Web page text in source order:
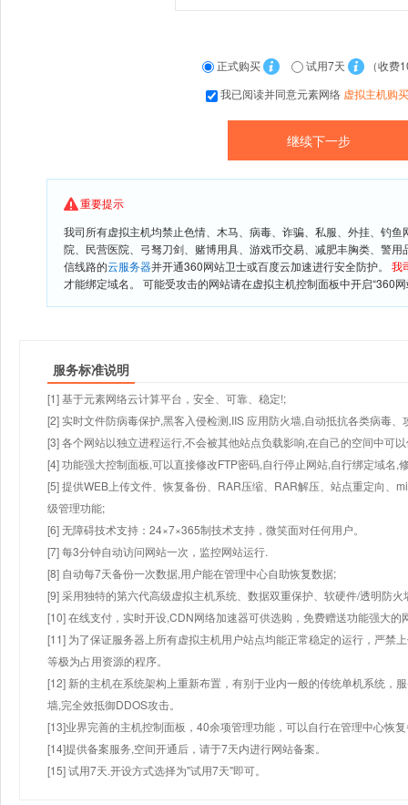
正式购买 试用7天
（收费
我已阅读并同意元素网络 虚拟主机购
重要提示
我司所有虚拟主机均禁止色情、木马、病毒、诈骗、私服、外挂、钓
院、民营医院、弓驽刀剑、赌博用具、游戏币交易、减肥丰胸类、警
信线路的云服务器并开通360网站卫士或百度云加速进行安全防护。 我
才能绑定域名。 可能受攻击的网站请在虚拟主机控制面板中开启“360
服务标准说明
[1] 基于元素网络云计算平台，安全、可靠、稳定!;
[2] 实时文件防病毒保护,黑客入侵检测,IIS 应用防火墙,自动抵抗各类病毒、
[3] 各个网站以独立进程运行,不会被其他站点负载影响,在自己的空间中可
[4] 功能强大控制面板,可以直接修改FTP密码,自行停止网站,自行绑定域名,
[5] 提供WEB上传文件、恢复备份、RAR压缩、RAR解压、站点重定向、
级管理功能;
[6] 无障碍技术支持：24×7×365制技术支持，微笑面对任何用户。
[7] 每3分钟自动访问网站一次，监控网站运行.
[8] 自动每7天备份一次数据,用户能在管理中心自助恢复数据;
[9] 采用独特的第六代高级虚拟主机系统、数据双重保护、软硬件/透明防火
[10] 在线支付，实时开设,CDN网络加速器可供选购，免费赠送功能强大
[11] 为了保证服务器上所有虚拟主机用户站点均能正常稳定的运行，严禁
等极为占用资源的程序。
[12] 新的主机在系统架构上重新布置，有别于业内一般的传统单机系统，
墙,完全效抵御DDOS攻击。
[13]业界完善的主机控制面板，40余项管理功能，可以自行在管理中心恢
[14]提供备案服务,空间开通后，请于7天内进行网站备案。
[15] 试用7天.开设方式选择为"试用7天"即可。